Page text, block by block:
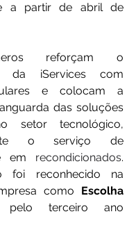
a partir de abril de
reforçam o
da iServices com
e colocam a
das soluções
setor tecnológico,
o serviço de
em recondicionados.
foi reconhecido na
como Escolha
terceiro ano